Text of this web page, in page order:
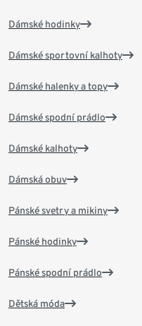
Dámské hodinky
Dámské sportovní kalhoty
Dámské halenky a topy
Dámské spodní prádlo
Dámské kalhoty
Dámská obuv
Pánské svetry a mikiny
Pánské hodinky
Pánské spodní prádlo
Dětská móda